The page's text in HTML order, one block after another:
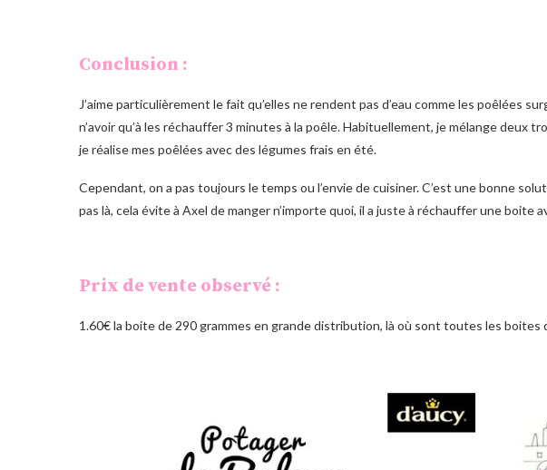
Conclusion :
J’aime particulièrement le fait qu’elles ne rendent pas d’eau comme les poêlées
n’avoir qu’à les réchauffer 3 minutes à la poêle. Habituellement, je mélange deux
je réalise mes poêlées avec des légumes frais en été.
Cependant, on a pas toujours le temps ou l’envie de cuisiner. C’est une bonne
pas là, cela évite à Axel de manger n’importe quoi, il a juste à réchauffer une boite
Prix de vente observé :
1.60€ la boite de 290 grammes en grande distribution, là où sont toutes les boites